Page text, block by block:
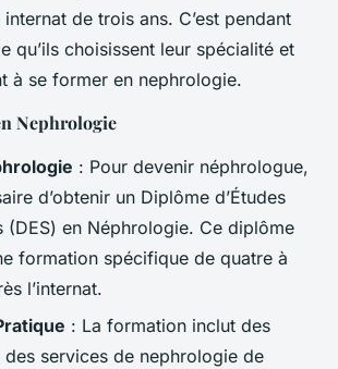
de trois ans. C’est pendant
qu’ils choisissent leur spécialité et
à se former en nephrologie.
Nephrologie
: Pour devenir néphrologue,
d’obtenir un Diplôme d’Études
(DES) en Néphrologie. Ce diplôme
formation spécifique de quatre à
l’internat.
: La formation inclut des
des services de nephrologie de